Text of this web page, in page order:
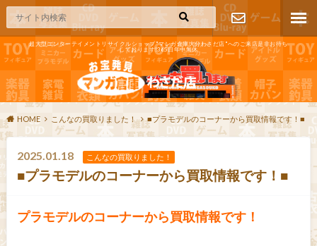
超大型エンターテイメントリサイクルショップ"マンガ倉庫大分わさだ店"へのご来店是非お待ち
しております!365日年中無休
お問い合わ
せ
HOME こんなの買取りました！ ■プラモデルのコーナーから買取情報です！■
2025.01.18 こんなの買取りました！
■プラモデルのコーナーから買取情報です！■
プラモデルのコーナーから買取情報です！